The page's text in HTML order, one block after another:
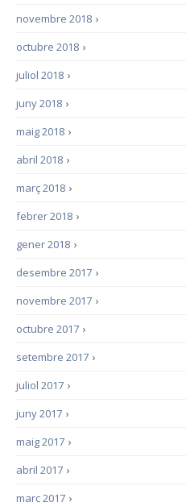
›
novembre 2018
›
octubre 2018
›
juliol 2018
›
juny 2018
›
maig 2018
›
abril 2018
›
març 2018
›
febrer 2018
›
gener 2018
›
desembre 2017
›
novembre 2017
›
octubre 2017
›
setembre 2017
›
juliol 2017
›
juny 2017
›
maig 2017
›
abril 2017
›
març 2017